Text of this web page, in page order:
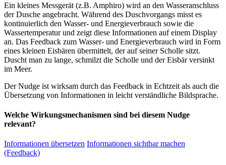
Ein kleines Messgerät (z.B. Amphiro) wird an den Wasseranschluss
der Dusche angebracht. Während des Duschvorgangs misst es
kontinuierlich den Wasser- und Energieverbrauch sowie die
Wassertemperatur und zeigt diese Informationen auf einem Display
an. Das Feedback zum Wasser- und Energieverbrauch wird in Form
eines kleinen Eisbären übermittelt, der auf seiner Scholle sitzt.
Duscht man zu lange, schmilzt die Scholle und der Eisbär versinkt
im Meer.
Der Nudge ist wirksam durch das Feedback in Echtzeit als auch die
Übersetzung von Informationen in leicht verständliche Bildsprache.
Welche Wirkungsmechanismen sind bei diesem Nudge
relevant?
Informationen übersetzen Informationen sichtbar machen
(Feedback)